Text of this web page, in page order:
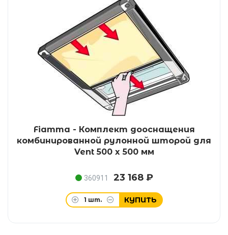
Fiamma - Комплект дооснащения
комбинированной рулонной шторой для
Vent 500 x 500 мм
360911 23 168 ₽
1 шт. КУПИТЬ